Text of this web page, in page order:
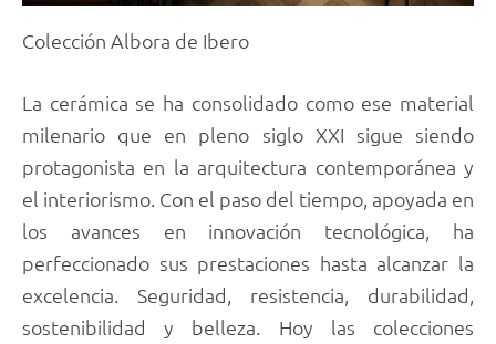
Colección Albora de Ibero
La cerámica se ha consolidado como ese material
milenario que en pleno siglo XXI sigue siendo
protagonista en la arquitectura contemporánea y
el interiorismo. Con el paso del tiempo, apoyada en
los avances en innovación tecnológica, ha
perfeccionado sus prestaciones hasta alcanzar la
excelencia. Seguridad, resistencia, durabilidad,
sostenibilidad y belleza. Hoy las colecciones